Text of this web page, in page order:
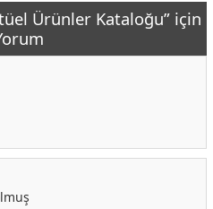
Ürünler Kataloğu” için